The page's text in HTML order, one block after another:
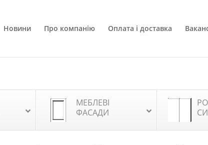
Новини Про компанію Оплата і доставка
МЕБЛЕВІ
ФАСАДИ